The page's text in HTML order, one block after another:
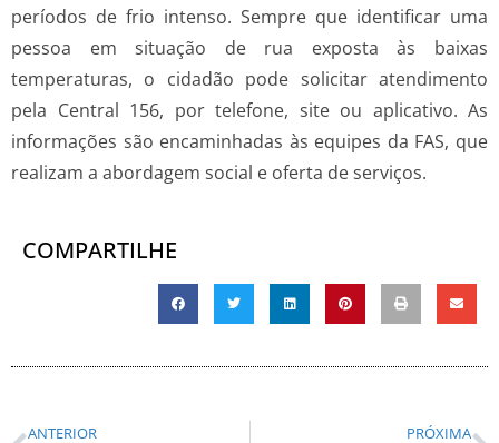
períodos de frio intenso. Sempre que identificar uma
pessoa em situação de rua exposta às baixas
temperaturas, o cidadão pode solicitar atendimento
pela Central 156, por telefone, site ou aplicativo. As
informações são encaminhadas às equipes da FAS, que
realizam a abordagem social e oferta de serviços.
COMPARTILHE
ANTERIOR PRÓXIMA